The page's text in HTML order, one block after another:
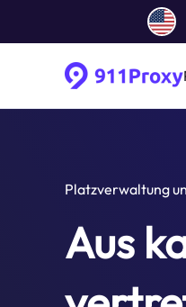
Platzverwaltung
Aus